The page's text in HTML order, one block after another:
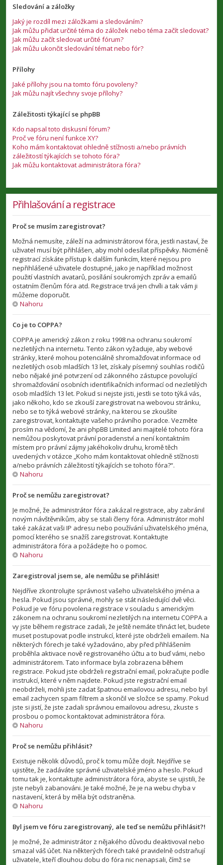
Sledování a záložky
Jaký je rozdíl mezi záložkami a sledováním?
Jak můžu přidat určité téma do záložek nebo téma začít sledovat?
Jak můžu začít sledovat určité fórum?
Jak můžu ukončit sledování témat nebo fór?
Přílohy
Jaké přílohy jsou na tomto fóru povoleny?
Jak můžu najít všechny svoje přílohy?
Záležitosti týkající se phpBB
Kdo napsal toto diskusní fórum?
Proč ve fóru není funkce XY?
Koho mám kontaktovat ohledně stížnosti a/nebo právních
záležitostí týkajících se tohoto fóra?
Jak můžu kontaktovat administrátora fóra?
Přihlašování a registrace
Proč se musím zaregistrovat?
Možná nemusíte, záleží na administrátorovi fóra, jestli nastaví, že
uživatel musí být přihlášen, aby mohl odesílat příspěvky. Nicméně
registrací získáte přístup k dalším funkcím, které nejsou pro
nepřihlášené uživatele dostupné, jako je například možnost
použití vlastních avatarů, posílání soukromých zpráv a emailů
ostatním členům fóra atd. Registrace trvá jen chvíli a tak vám ji
můžeme doporučit.
Nahoru
Co je to COPPA?
COPPA je americký zákon z roku 1998 na ochranu soukromí
nezletilých na internetu. Tento zákon vyžaduje, aby webové
stránky, které mohou potenciálně shromažďovat informace od
nezletilých osob mladších 13 let, získaly písemný souhlas rodičů
nebo nějaké jiné potvrzení od zákonného zástupce povolující
shromažďování osobních identifikačních informací od nezletilých
osob mladších 13 let. Pokud si nejste jisti, jestli se toto týká vás,
jako někoho, kdo se zkouší zaregistrovat na webovou stránku,
nebo se to týká webové stránky, na kterou se zkoušíte
zaregistrovat, kontaktujte vašeho právního poradce. Vezměte
prosím na vědomí, že ani phpBB Limited ani majitelé tohoto fóra
nemůžou poskytovat právní poradenství a není kontaktním
místem pro právní zájmy jakéhokoliv druhu, kromě těch
uvedených v otázce „Koho mám kontaktovat ohledně stížnosti
a/nebo právních záležitostí týkajících se tohoto fóra?“.
Nahoru
Proč se nemůžu zaregistrovat?
Je možné, že administrátor fóra zakázal registrace, aby zabránil
novým návštěvníkům, aby se stali členy fóra. Administrátor mohl
také zakázat vaši IP adresu nebo používání uživatelského jména,
pomocí kterého se snažíš zaregistrovat. Kontaktujte
administrátora fóra a požádejte ho o pomoc.
Nahoru
Zaregistroval jsem se, ale nemůžu se přihlásit!
Nejdříve zkontrolujte správnost vašeho uživatelského jména a
hesla. Pokud jsou správné, mohly se stát následující dvě věci.
Pokud je ve fóru povolena registrace v souladu s americkým
zákonem na ochranu soukromí nezletilých na internetu COPPA a
vy jste během registrace zadali, že ještě nemáte třináct let, budete
muset postupovat podle instrukcí, které jste obdrželi emailem. Na
některých fórech je také vyžadováno, aby před přihlášením
proběhla aktivace nově registrovaného účtu a to buď vámi, nebo
administrátorem. Tato informace byla zobrazena během
registrace. Pokud jste obdrželi registrační email, pokračujte podle
instrukcí, které v něm najdete. Pokud jste registrační email
neobdrželi, mohli jste zadat špatnou emailovou adresu, nebo byl
email zachycen spam filtrem a skončil ve složce se spamy. Pokud
jste si jistí, že jste zadali správnou emailovou adresu, zkuste s
prosbou o pomoc kontaktovat administrátora fóra.
Nahoru
Proč se nemůžu přihlásit?
Existuje několik důvodů, proč k tomu může dojít. Nejdříve se
ujistěte, že zadáváte správné uživatelské jméno a heslo. Pokud
tomu tak je, kontaktujte administrátora fóra, abyste se ujistili, že
jste nebyli zabanováni. Je také možné, že je na webu chyba v
nastavení, která by měla být odstraněna.
Nahoru
Byl jsem ve fóru zaregistrovaný, ale teď se nemůžu přihlásit?!
Je možné, že administrátor z nějakého důvodu deaktivoval nebo
smazal váš účet. Na některých fórech také pravidelně odstraňují
uživatele, kteří dlouhou dobu do fóra nic nenapsali, čímž se